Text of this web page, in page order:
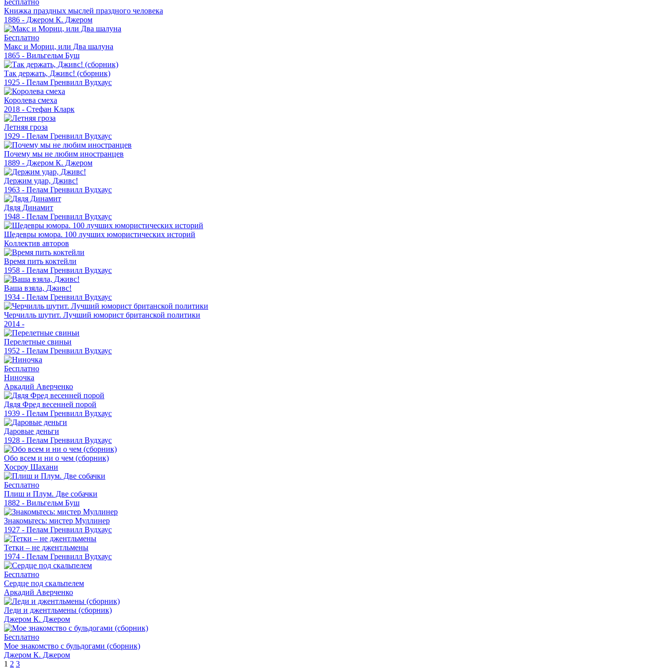
Книжка праздных мыслей праздного человека
1886 - Джером К. Джером
Бесплатно
Макс и Мориц, или Два шалуна
1865 - Вильгельм Буш
Так держать, Дживс! (сборник)
1925 - Пелам Гренвилл Вудхаус
Королева смеха
2018 - Стефан Кларк
Летняя гроза
1929 - Пелам Гренвилл Вудхаус
Почему мы не любим иностранцев
1889 - Джером К. Джером
Держим удар, Дживс!
1963 - Пелам Гренвилл Вудхаус
Дядя Динамит
1948 - Пелам Гренвилл Вудхаус
Шедевры юмора. 100 лучших юмористических историй
Коллектив авторов
Время пить коктейли
1958 - Пелам Гренвилл Вудхаус
Ваша взяла, Дживс!
1934 - Пелам Гренвилл Вудхаус
Черчилль шутит. Лучший юморист британской политики
2014 -
Перелетные свиньи
1952 - Пелам Гренвилл Вудхаус
Бесплатно
Ниночка
Аркадий Аверченко
Дядя Фред весенней порой
1939 - Пелам Гренвилл Вудхаус
Даровые деньги
1928 - Пелам Гренвилл Вудхаус
Обо всем и ни о чем (сборник)
Хосроу Шахани
Бесплатно
Плиш и Плум. Две собачки
1882 - Вильгельм Буш
Знакомьтесь: мистер Муллинер
1927 - Пелам Гренвилл Вудхаус
Тетки – не джентльмены
1974 - Пелам Гренвилл Вудхаус
Бесплатно
Сердце под скальпелем
Аркадий Аверченко
Леди и джентльмены (сборник)
Джером К. Джером
Бесплатно
Мое знакомство с бульдогами (сборник)
Джером К. Джером
1 2 3